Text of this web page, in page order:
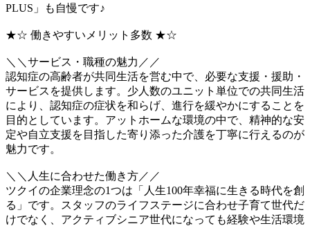
PLUS」も自慢です♪
★☆ 働きやすいメリット多数 ★☆
＼＼サービス・職種の魅力／／
認知症の高齢者が共同生活を営む中で、必要な支援・援助・
サービスを提供します。少人数のユニット単位での共同生活
により、認知症の症状を和らげ、進行を緩やかにすることを
目的としています。アットホームな環境の中で、精神的な安
定や自立支援を目指した寄り添った介護を丁寧に行えるのが
魅力です。
＼＼人生に合わせた働き方／／
ツクイの企業理念の1つは「人生100年幸福に生きる時代を創
る」です。スタッフのライフステージに合わせ子育て世代だ
けでなく、アクティブシニア世代になっても経験や生活環境